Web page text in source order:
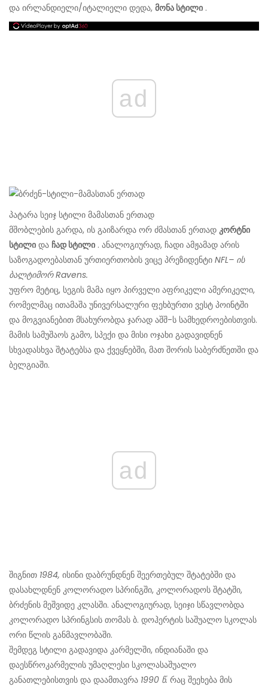
და ირლანდიელი/იტალიელი დედა, მონა სტილი .
ad
პატარა სეიჯ სტილი მამასთან ერთად
მშობლების გარდა, ის გაიზარდა ორ ძმასთან ერთად კორტნი
სტილი და ჩად სტილი . ანალოგიურად, ჩადი ამჟამად არის
საზოგადოებასთან ურთიერთობის ვიცე პრეზიდენტი NFL– ის
ბალტიმორ Ravens.
უფრო მეტიც, სეგის მამა იყო პირველი აფრიკელი ამერიკელი,
რომელმაც ითამაშა უნივერსალური ფეხბურთი ვესტ პოინტში
და მოგვიანებით მსახურობდა ჯარად აშშ-ს სამხედროებისთვის.
მამის სამუშაოს გამო, სპექი და მისი ოჯახი გადავიდნენ
სხვადასხვა შტატებსა და ქვეყნებში, მათ შორის საბერძნეთში და
ბელგიაში.
ad
შიგნით 1984, ისინი დაბრუნდნენ შეერთებულ შტატებში და
დასახლდნენ კოლორადო სპრინგში, კოლორადოს შტატში,
ბრძენის მეშვიდე კლასში. ანალოგიურად, სეიჯი სწავლობდა
კოლორადო სპრინგსის თომას ბ. დოჰერტის საშუალო სკოლას
ორი წლის განმავლობაში.
შემდეგ სტილი გადავიდა კარმელში, ინდიანაში და
დაესწროკარმელის უმაღლესი სკოლასაშუალო
განათლებისთვის და დაამთავრა 1990 წ. რაც შეეხება მის